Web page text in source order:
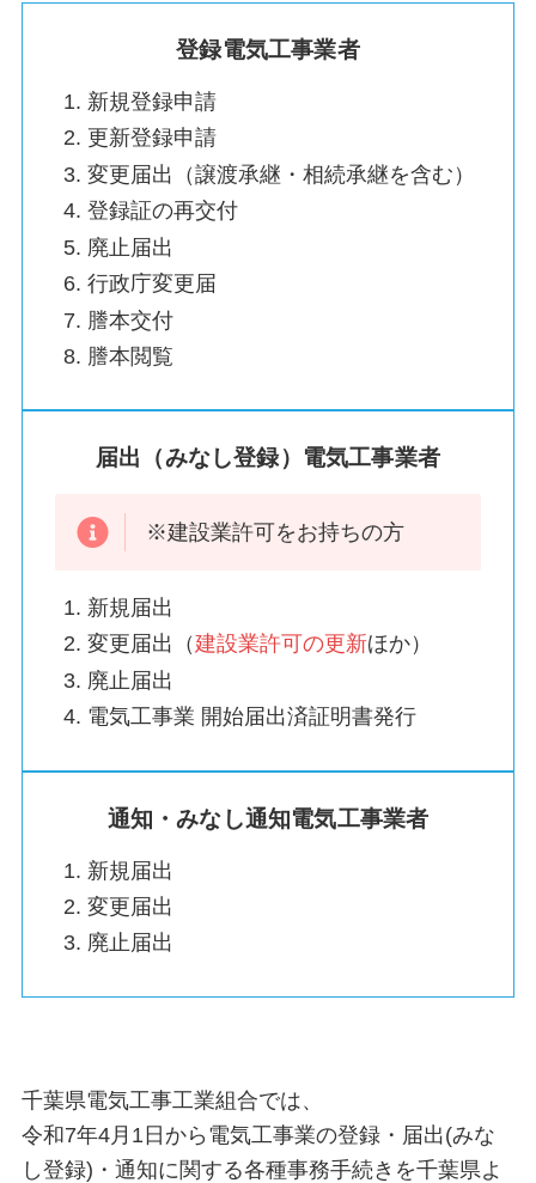
登録電気工事業者
新規登録申請
更新登録申請
変更届出（譲渡承継・相続承継を含む）
登録証の再交付
廃止届出
行政庁変更届
謄本交付
謄本閲覧
届出（みなし登録）電気工事業者
※建設業許可をお持ちの方
新規届出
変更届出（建設業許可の更新ほか）
廃止届出
電気工事業 開始届出済証明書発行
通知・みなし通知電気工事業者
新規届出
変更届出
廃止届出
千葉県電気工事工業組合では、
令和7年4月1日から電気工事業の登録・届出(みな
し登録)・通知に関する各種事務手続きを千葉県よ